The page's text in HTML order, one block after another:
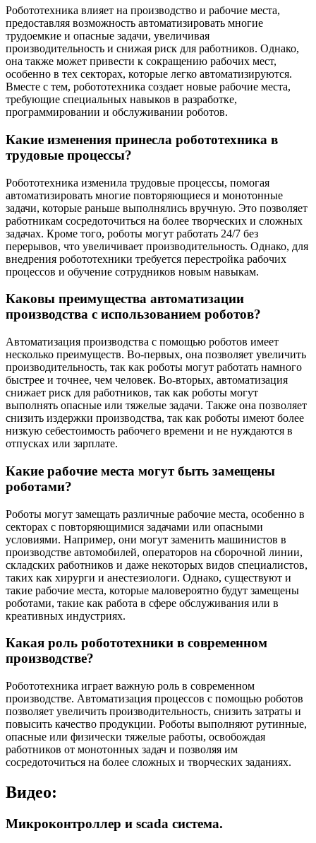
Робототехника влияет на производство и рабочие места,
предоставляя возможность автоматизировать многие
трудоемкие и опасные задачи, увеличивая
производительность и снижая риск для работников. Однако,
она также может привести к сокращению рабочих мест,
особенно в тех секторах, которые легко автоматизируются.
Вместе с тем, робототехника создает новые рабочие места,
требующие специальных навыков в разработке,
программировании и обслуживании роботов.
Какие изменения принесла робототехника в
трудовые процессы?
Робототехника изменила трудовые процессы, помогая
автоматизировать многие повторяющиеся и монотонные
задачи, которые раньше выполнялись вручную. Это позволяет
работникам сосредоточиться на более творческих и сложных
задачах. Кроме того, роботы могут работать 24/7 без
перерывов, что увеличивает производительность. Однако, для
внедрения робототехники требуется перестройка рабочих
процессов и обучение сотрудников новым навыкам.
Каковы преимущества автоматизации
производства с использованием роботов?
Автоматизация производства с помощью роботов имеет
несколько преимуществ. Во-первых, она позволяет увеличить
производительность, так как роботы могут работать намного
быстрее и точнее, чем человек. Во-вторых, автоматизация
снижает риск для работников, так как роботы могут
выполнять опасные или тяжелые задачи. Также она позволяет
снизить издержки производства, так как роботы имеют более
низкую себестоимость рабочего времени и не нуждаются в
отпусках или зарплате.
Какие рабочие места могут быть замещены
роботами?
Роботы могут замещать различные рабочие места, особенно в
секторах с повторяющимися задачами или опасными
условиями. Например, они могут заменить машинистов в
производстве автомобилей, операторов на сборочной линии,
складских работников и даже некоторых видов специалистов,
таких как хирурги и анестезиологи. Однако, существуют и
такие рабочие места, которые маловероятно будут замещены
роботами, такие как работа в сфере обслуживания или в
креативных индустриях.
Какая роль робототехники в современном
производстве?
Робототехника играет важную роль в современном
производстве. Автоматизация процессов с помощью роботов
позволяет увеличить производительность, снизить затраты и
повысить качество продукции. Роботы выполняют рутинные,
опасные или физически тяжелые работы, освобождая
работников от монотонных задач и позволяя им
сосредоточиться на более сложных и творческих заданиях.
Видео:
Микроконтроллер и scada система.